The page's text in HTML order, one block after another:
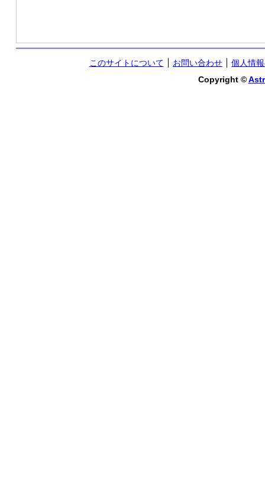
このサイトについて お問い合わせ
個人情
Copyright ©